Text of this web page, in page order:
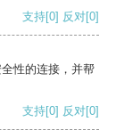
支持[0] 反对[0]
性的连接，并帮
支持[0] 反对[0]